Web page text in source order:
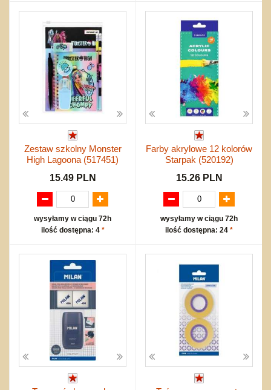
Zestaw szkolny Monster
High Lagoona (517451)
15.49 PLN
wysyłamy w ciągu 72h
ilość dostępna: 4 *
Farby akrylowe 12 kolorów
Starpak (520192)
15.26 PLN
wysyłamy w ciągu 72h
ilość dostępna: 24 *